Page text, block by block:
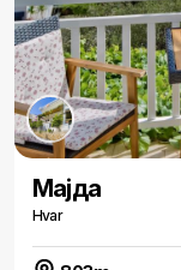
Маjда
Hvar